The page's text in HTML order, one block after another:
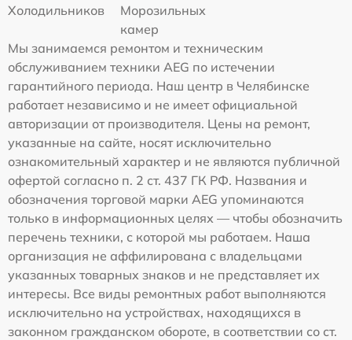
Холодильников
Морозильных
камер
Мы занимаемся ремонтом и техническим
обслуживанием техники AEG по истечении
гарантийного периода. Наш центр в Челябинске
работает независимо и не имеет официальной
авторизации от производителя. Цены на ремонт,
указанные на сайте, носят исключительно
ознакомительный характер и не являются публичной
офертой согласно п. 2 ст. 437 ГК РФ. Названия и
обозначения торговой марки AEG упоминаются
только в информационных целях — чтобы обозначить
перечень техники, с которой мы работаем. Наша
организация не аффилирована с владельцами
указанных товарных знаков и не представляет их
интересы. Все виды ремонтных работ выполняются
исключительно на устройствах, находящихся в
законном гражданском обороте, в соответствии со ст.